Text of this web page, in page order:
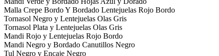
Malla Crepe Bordo Y Bordado Lentejuelas Rojo Bordo
Tornasol Negro y Lentejuelas Olas Gris
Tornasol Plata y Lentejuelas Olas Gris
Mandi Rojo y Lentejuelas Rojo Bordo
Mandi Negro y Bordado Canutillos Negro
Tul Negro y Encaje Negro